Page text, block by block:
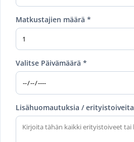
Matkustajien määrä *
Valitse Päivämäärä *
Lisähuomautuksia / erityistoiveita